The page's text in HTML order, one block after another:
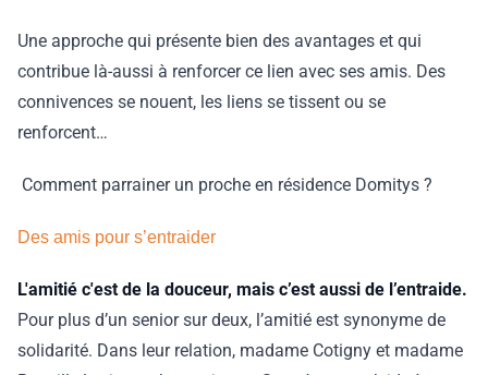
Une approche qui présente bien des avantages et qui
contribue là-aussi à renforcer ce lien avec ses amis. Des
connivences se nouent, les liens se tissent ou se
renforcent…
Comment parrainer un proche en résidence Domitys ?
Des amis pour s’entraider
L'amitié c'est de la douceur, mais c’est aussi de l’entraide.
Pour plus d’un senior sur deux, l’amitié est synonyme de
solidarité. Dans leur relation, madame Cotigny et madame